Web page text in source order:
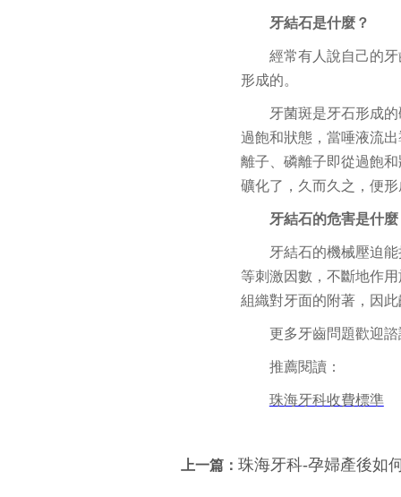
牙結石是什麼？
經常有人說自己的
形成的。
牙菌斑是牙石形成
過飽和狀態，當唾液流
離子、磷離子即從過飽
礦化了，久而久之，便
牙結石的危害是什麼
牙結石的機械壓迫
等刺激因數，不斷地作
組織對牙面的附著，因
更多牙齒問題歡迎
推薦閱讀：
珠海牙科收費標準
上一篇： 珠海牙科-孕婦產後如